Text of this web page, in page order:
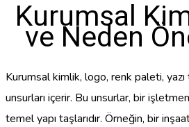
Kurumsal
ve Neden
Kurumsal kimlik, logo, renk paleti,
unsurları içerir. Bu unsurlar, bir
temel yapı taşlarıdır. Örneğin, bir